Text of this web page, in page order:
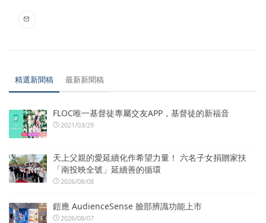
精選新聞稿 最新新聞稿
FLOC唯一基督徒專屬交友APP，基督徒的新福音
2021/03/29
天上父親的愛延續化作希望力量！ 六名子女捐贈家扶
「南投映全號」延續善的循環
2026/08/08
鎧應 AudienceSense 臉部辨識功能上市
2026/08/07